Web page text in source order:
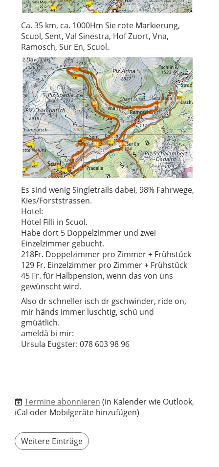
Ca. 35 km, ca. 1000Hm Sie rote Markierung,
Scuol, Sent, Val Sinestra, Hof Zuort, Vna,
Ramosch, Sur En, Scuol.
Es sind wenig Singletrails dabei, 98% Fahrwege,
Kies/Forststrassen.
Hotel:
Hotel Filli in Scuol.
Habe dort 5 Doppelzimmer und zwei
Einzelzimmer gebucht.
218Fr. Doppelzimmer pro Zimmer + Frühstück
129 Fr. Einzelzimmer pro Zimmer + Frühstück
45 Fr. für Halbpension, wenn das von uns
gewünscht wird.
Also dr schneller isch dr gschwinder, ride on,
mir händs immer luschtig, schü und
gmüätlich.
ameldä bi mir:
Ursula Eugster: 078 603 98 96
Termine abonnieren (in Kalender wie Outlook,
iCal oder Mobilgeräte hinzufügen)
Weitere Einträge